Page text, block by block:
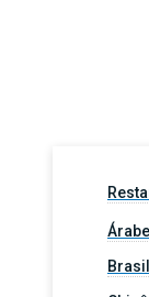
Árabe